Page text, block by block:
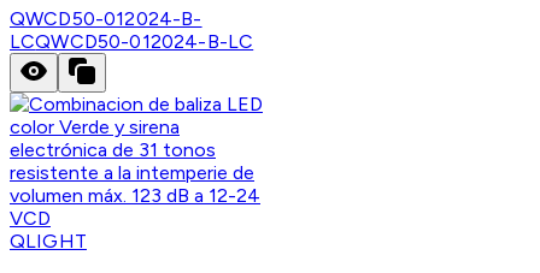
QWCD50-012024-B-
LCQWCD50-012024-B-LC
QLIGHT